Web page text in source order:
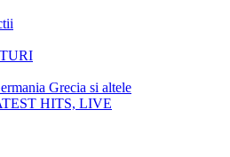
Grecia si altele
HITS, LIVE